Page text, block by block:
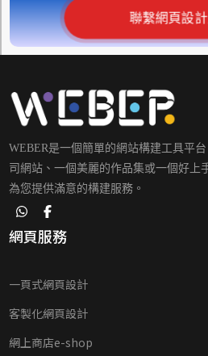
聯繫網頁設
WEBER是一個簡單的網站構建工具平
司網站、一個美麗的作品集或一個好上
為您提供滿意的構建服務。
網頁服務
一頁式網頁設計
客製化網頁設計
網上商店e-shop